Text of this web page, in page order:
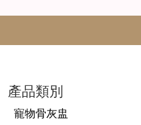
產品類別
寵物骨灰盅